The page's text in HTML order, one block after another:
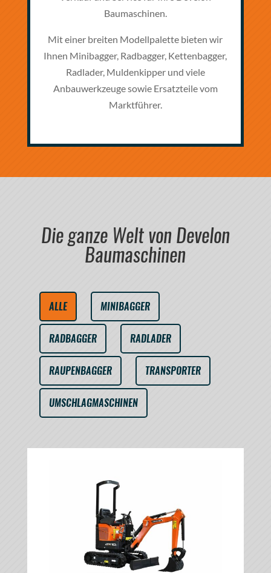
Baumaschinen.
Mit einer breiten Modellpalette bieten wir
Ihnen Minibagger, Radbagger, Kettenbagger,
Radlader, Muldenkipper und viele
Anbauwerkzeuge sowie Ersatzteile vom
Marktführer.
Die ganze Welt von Develon
Baumaschinen
ALLE MINIBAGGER
RADBAGGER RADLADER
RAUPENBAGGER TRANSPORTER
UMSCHLAGMASCHINEN